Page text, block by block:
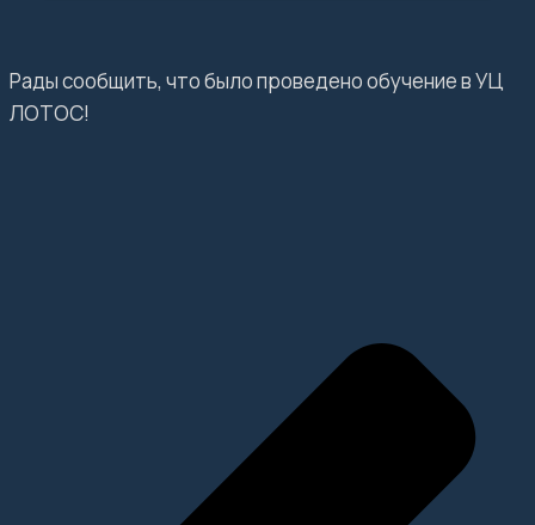
Рады сообщить, что было проведено обучение в УЦ
ЛОТОС!